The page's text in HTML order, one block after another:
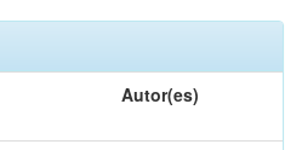
Autor(es)